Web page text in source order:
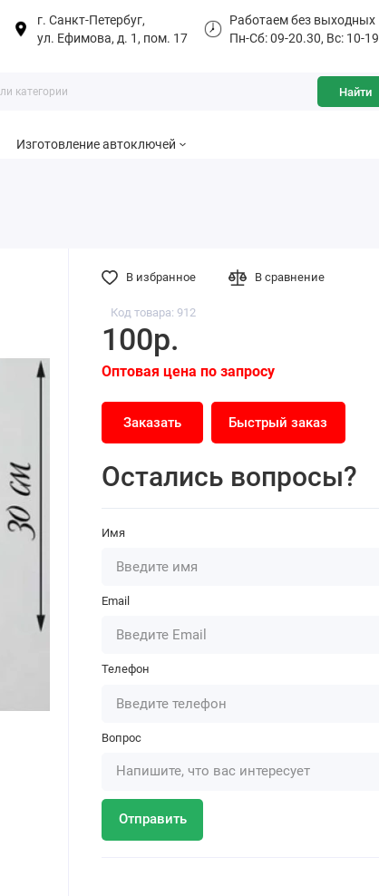
г. Санкт-Петербуг,
ул. Ефимова, д. 1, пом. 17
Работаем без выходных
Пн-Сб: 09-20.30, Вс: 10-19
Найти
Изготовление автоключей
Код товара: 912
100р.
Оптовая цена по запросу
Заказать Быстрый заказ
Остались вопросы?
Имя
Email
Телефон
Вопрос
Отправить
В избранное В сравнение